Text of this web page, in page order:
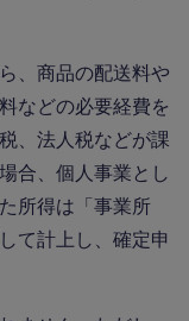
、商品の配送料や
などの必要経費を
、法人税などが課
合、個人事業とし
所得は「事業所
て計上し、確定申